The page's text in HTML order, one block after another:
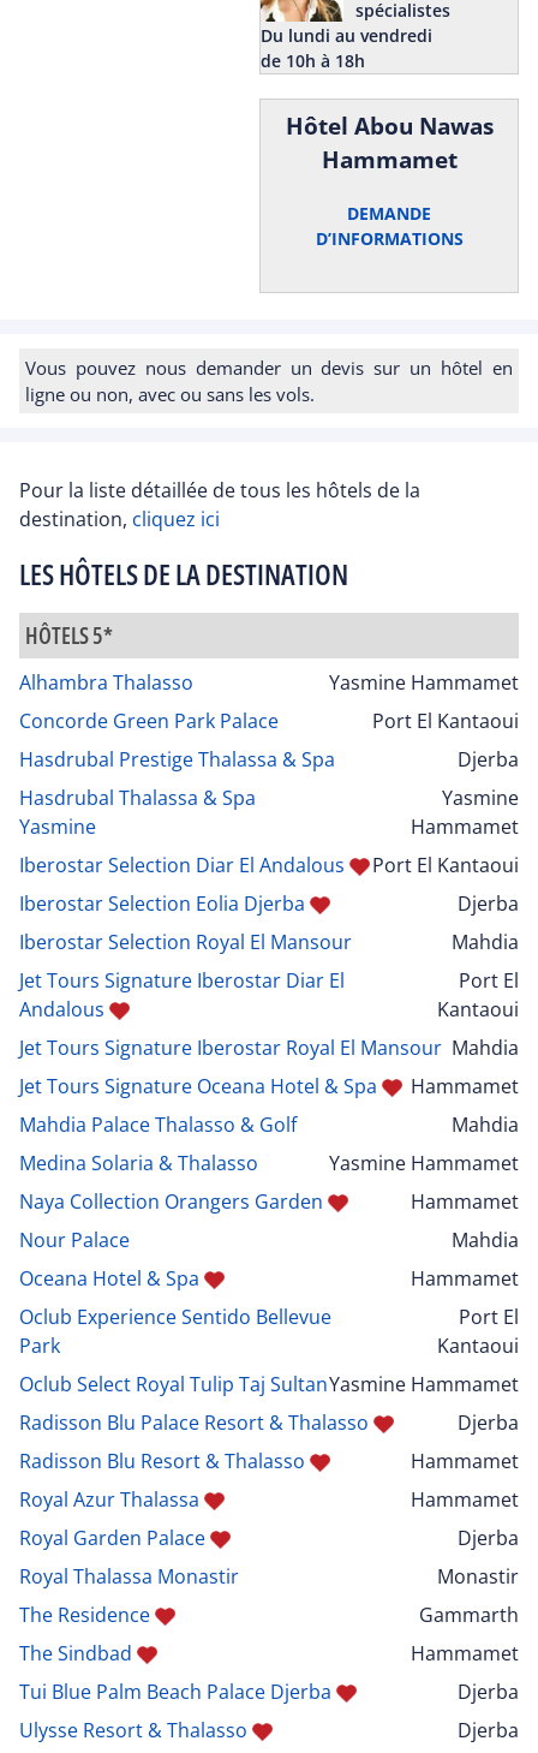
spécialistes
Du lundi au vendredi
de 10h à 18h
Hôtel Abou Nawas
Hammamet
DEMANDE
D’INFORMATIONS
Vous pouvez nous demander un devis sur un hôtel en
ligne ou non, avec ou sans les vols.
Pour la liste détaillée de tous les hôtels de la
destination, cliquez ici
LES HÔTELS DE LA DESTINATION
HÔTELS 5*
Alhambra Thalasso
Yasmine Hammamet
Concorde Green Park Palace
Port El Kantaoui
Hasdrubal Prestige Thalassa & Spa
Djerba
Hasdrubal Thalassa & Spa
Yasmine
Yasmine
Hammamet
Iberostar Selection Diar El Andalous
Port El Kantaoui
Iberostar Selection Eolia Djerba
Djerba
Iberostar Selection Royal El Mansour
Mahdia
Jet Tours Signature Iberostar Diar El
Andalous
Port El
Kantaoui
Jet Tours Signature Iberostar Royal El Mansour Mahdia
Jet Tours Signature Oceana Hotel & Spa
Hammamet
Mahdia Palace Thalasso & Golf
Mahdia
Medina Solaria & Thalasso
Yasmine Hammamet
Naya Collection Orangers Garden
Hammamet
Nour Palace
Mahdia
Oceana Hotel & Spa
Hammamet
Oclub Experience Sentido Bellevue
Park
Port El
Kantaoui
Oclub Select Royal Tulip Taj SultanYasmine Hammamet
Radisson Blu Palace Resort & Thalasso
Djerba
Radisson Blu Resort & Thalasso
Hammamet
Royal Azur Thalassa
Hammamet
Royal Garden Palace
Djerba
Royal Thalassa Monastir
Monastir
The Residence
Gammarth
The Sindbad
Hammamet
Tui Blue Palm Beach Palace Djerba
Djerba
Ulysse Resort & Thalasso
Djerba